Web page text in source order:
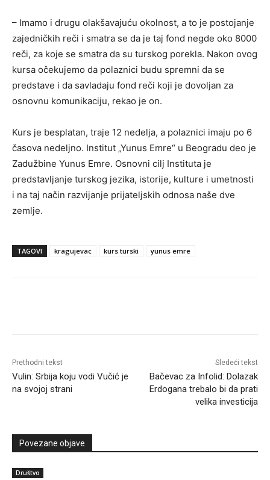
– Imamo i drugu olakšavajuću okolnost, a to je postojanje
zajedničkih reči i smatra se da je taj fond negde oko 8000
reči, za koje se smatra da su turskog porekla. Nakon ovog
kursa očekujemo da polaznici budu spremni da se
predstave i da savladaju fond reči koji je dovoljan za
osnovnu komunikaciju, rekao je on.
Kurs je besplatan, traje 12 nedelja, a polaznici imaju po 6
časova nedeljno. Institut „Yunus Emre“ u Beogradu deo je
Zadužbine Yunus Emre. Osnovni cilj Instituta je
predstavljanje turskog jezika, istorije, kulture i umetnosti
i na taj način razvijanje prijateljskih odnosa naše dve
zemlje.
TAGOVI kragujevac kurs turski yunus emre
Prethodni tekst
Vulin: Srbija koju vodi Vučić je
na svojoj strani
Sledeći tekst
Bačevac za Infolid: Dolazak
Erdogana trebalo bi da prati
velika investicija
Povezane objave
Društvo